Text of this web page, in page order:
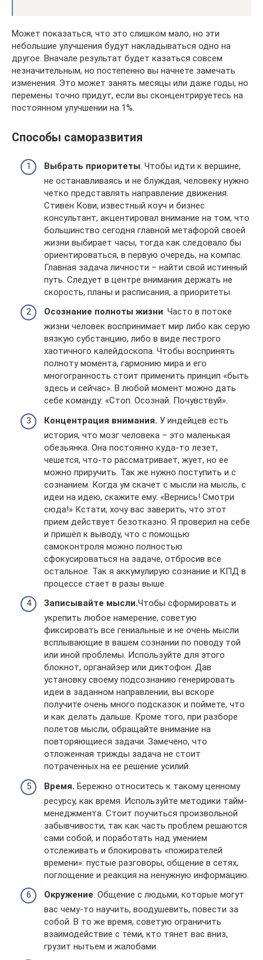
Может показаться, что это слишком мало, но эти
небольшие улучшения будут накладываться одно на
другое. Вначале результат будет казаться совсем
незначительным, но постепенно вы начнете замечать
изменения. Это может занять месяцы или даже годы, но
перемены точно придут, если вы сконцентрируетесь на
постоянном улучшении на 1%.
Способы саморазвития
Выбрать приоритеты. Чтобы идти к вершине,
не останавливаясь и не блуждая, человеку нужно
четко представлять направление движения.
Стивен Кови, известный коуч и бизнес
консультант, акцентировал внимание на том, что
большинство сегодня главной метафорой своей
жизни выбирает часы, тогда как следовало бы
ориентироваться, в первую очередь, на компас.
Главная задача личности – найти свой истинный
путь. Следует в центре внимания держать не
скорость, планы и расписания, а приоритеты.
Осознание полноты жизни. Часто в потоке
жизни человек воспринимает мир либо как серую
вязкую субстанцию, либо в виде пестрого
хаотичного калейдоскопа. Чтобы воспринять
полноту момента, гармонию мира и его
многогранность стоит применить принцип «быть
здесь и сейчас». В любой момент можно дать
себе команду: «Стоп. Осознай. Почувствуй».
Концентрация внимания. У индейцев есть
история, что мозг человека – это маленькая
обезьянка. Она постоянно куда-то лезет,
чешется, что-то рассматривает, жует, но ее
можно приручить. Так же нужно поступить и с
сознанием. Когда ум скачет с мысли на мысль, с
идеи на идею, скажите ему: «Вернись! Смотри
сюда!» Кстати, хочу вас заверить, что этот
прием действует безотказно. Я проверил на себе
и пришёл к выводу, что с помощью
самоконтроля можно полностью
сфокусироваться на задаче, отбросив все
остальное. Так я аккумулирую сознание и КПД в
процессе стает в разы выше.
Записывайте мысли.Чтобы сформировать и
укрепить любое намерение, советую
фиксировать все гениальные и не очень мысли
всплывающие в вашем сознании по поводу той
или иной проблемы. Используйте для этого
блокнот, органайзер или диктофон. Дав
установку своему подсознанию генерировать
идеи в заданном направлении, вы вскоре
получите очень много подсказок и поймете, что
и как делать дальше. Кроме того, при разборе
полетов мысли, обращайте внимание на
повторяющиеся задачи. Замечено, что
отложенная трижды задача не стоит
потраченных на ее решение усилий.
Время. Бережно относитесь к такому ценному
ресурсу, как время. Используйте методики тайм-
менеджмента. Стоит поучиться произвольной
забывчивости, так как часть проблем решаются
сами собой, и поработать над умением
отслеживать и блокировать «пожирателей
времени»: пустые разговоры, общение в сетях,
поглощение и реакция на ненужную информацию.
Окружение. Общение с людьми, которые могут
вас чему-то научить, воодушевить, повести за
собой. В то же время, советую ограничить
взаимодействие с теми, кто тянет вас вниз,
грузит нытьем и жалобами.